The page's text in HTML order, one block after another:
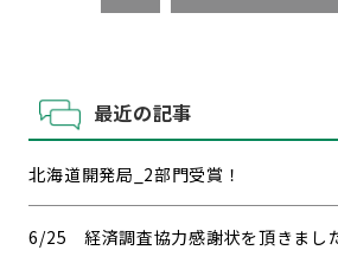
最近の記事
北海道開発局_2部門受賞！
6/25 経済調査協力感謝状を頂きまし